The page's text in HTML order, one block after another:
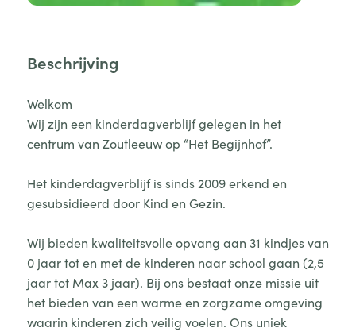
Beschrijving
Welkom
Wij zijn een kinderdagverblijf gelegen in het
centrum van Zoutleeuw op “Het Begijnhof”.
Het kinderdagverblijf is sinds 2009 erkend en
gesubsidieerd door Kind en Gezin.
Wij bieden kwaliteitsvolle opvang aan 31 kindjes van
0 jaar tot en met de kinderen naar school gaan (2,5
jaar tot Max 3 jaar). Bij ons bestaat onze missie uit
het bieden van een warme en zorgzame omgeving
waarin kinderen zich veilig voelen. Ons uniek